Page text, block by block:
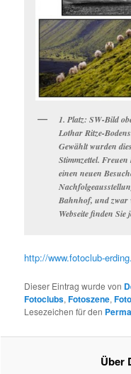
1. Platz: SW-Bild
Lothar Ritze-
Gewählt wurden
Stimmzettel.
einen neuen
Bahnhof, und zwar
Webseite finden
http://www.fotoclub-
Dieser Eintrag wurde von
Fotoclubs,Fotoszene,
Lesezeichen für den
Über